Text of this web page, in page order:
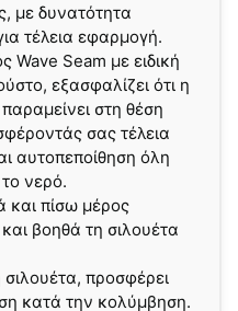
με δυνατότητα
τέλεια εφαρμογή.
Wave Seam με ειδική
εξασφαλίζει ότι η
στη θέση
σας τέλεια
αυτοπεποίθηση όλη
νερό.
και πίσω μέρος
βοηθά τη σιλουέτα
σιλουέτα, προσφέρει
κατά την κολύμβηση.